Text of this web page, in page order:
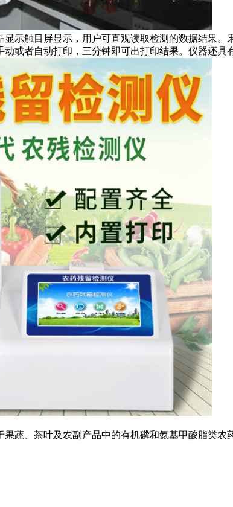
示触目屏显示，用户可直观读取检测的数据结果
或者自动打印，三分钟即可出打印结果。仪器还具
果蔬、茶叶及农副产品中的有机磷和氨基甲酸脂类